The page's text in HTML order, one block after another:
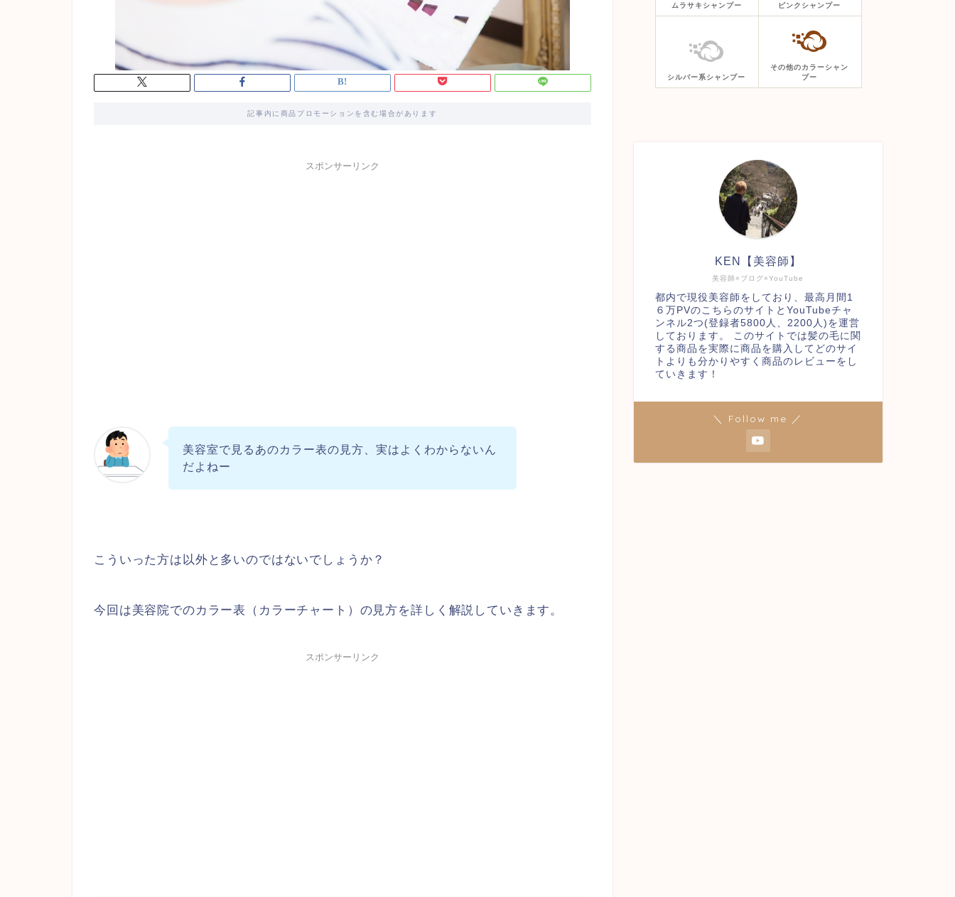
記事内に商品プロモーションを含む場合があります
スポンサーリンク
美容室で見るあのカラー表の見方、実はよくわからないん
だよねー
こういった方は以外と多いのではないでしょうか？
今回は美容院でのカラー表（カラーチャート）の見方を詳しく解説していきます。
スポンサーリンク
ムラサキシャンプー ピンクシャンプー
シルバー系シャンプー
その他のカラーシャン
プー
美容師×ブログ×YouTube
KEN【美容師】
都内で現役美容師をしており、最高月間1
６万PVのこちらのサイトとYouTubeチャ
ンネル2つ(登録者5800人、2200人)を運営
しております。 このサイトでは髪の毛に関
する商品を実際に商品を購入してどのサイ
トよりも分かりやすく商品のレビューをし
ていきます！
＼ Follow me ／